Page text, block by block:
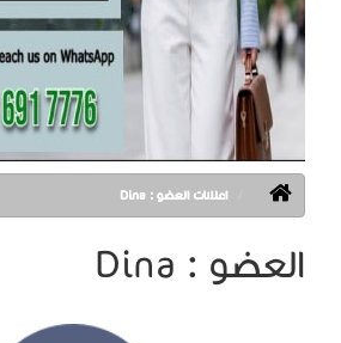
اعلانات العضو : Dina
العضو : Dina